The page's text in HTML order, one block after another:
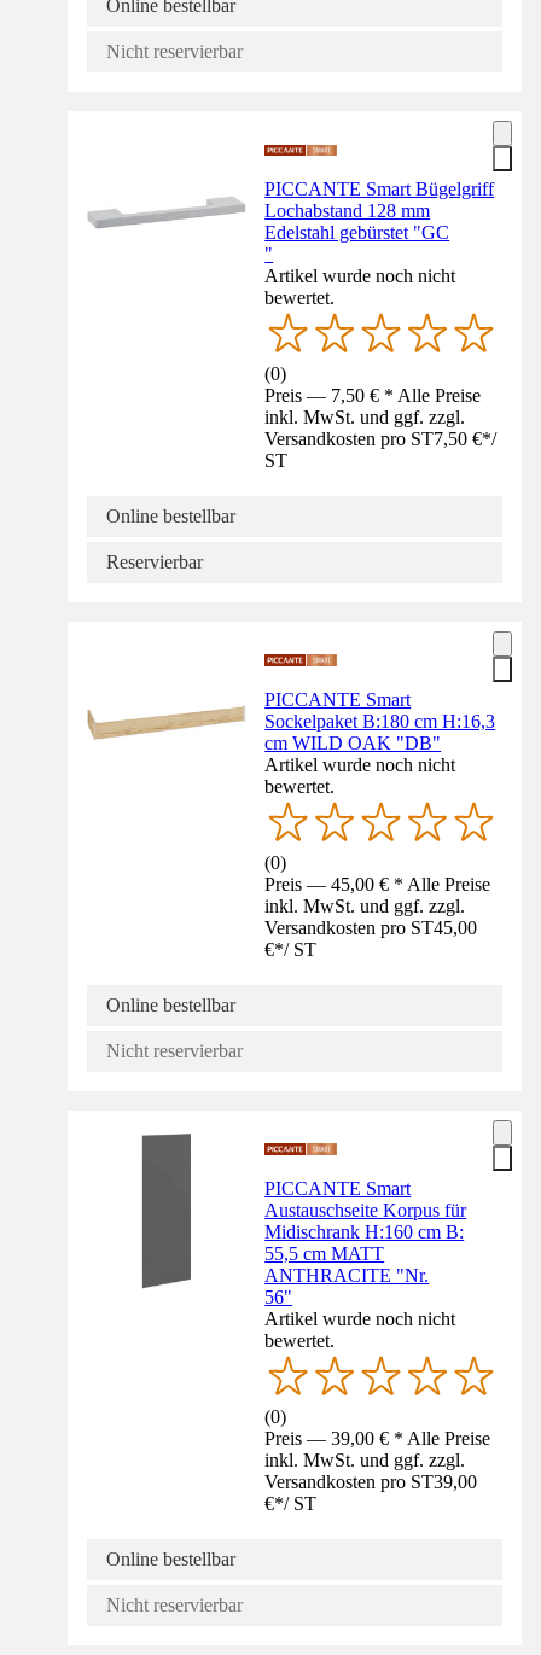
Online bestellbar
Nicht reservierbar
PICCANTE Smart Bügelgriff
Lochabstand 128 mm
Edelstahl gebürstet "GC
"
Artikel wurde noch nicht
bewertet.
(0)
Preis — 7,50 € * Alle Preise
inkl. MwSt. und ggf. zzgl.
Versandkosten pro ST7,50 €*/
ST
Online bestellbar
Reservierbar
PICCANTE Smart
Sockelpaket B:180 cm H:16,3
cm WILD OAK "DB"
Artikel wurde noch nicht
bewertet.
(0)
Preis — 45,00 € * Alle Preise
inkl. MwSt. und ggf. zzgl.
Versandkosten pro ST45,00
€*/ ST
Online bestellbar
Nicht reservierbar
PICCANTE Smart
Austauschseite Korpus für
Midischrank H:160 cm B:
55,5 cm MATT
ANTHRACITE "Nr.
56"
Artikel wurde noch nicht
bewertet.
(0)
Preis — 39,00 € * Alle Preise
inkl. MwSt. und ggf. zzgl.
Versandkosten pro ST39,00
€*/ ST
Online bestellbar
Nicht reservierbar